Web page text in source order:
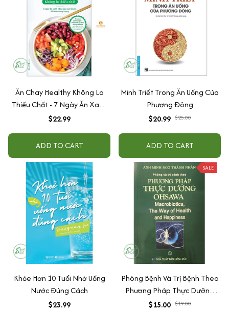
Ăn Chay Healthy Không Lo
Thiếu Chất - 7 Ngày Ăn Xanh
Nâng Cao Sức Khoẻ, Dồi Dào
$22.99
ADD TO CART
Minh Triết Trong Ăn Uống Của
Phương Đông
$20.99 $25.00
ADD TO CART
Khỏe Hơn 10 Tuổi Nhờ Uống
Nước Đúng Cách
$23.99
SALE
Phòng Bệnh Và Trị Bệnh Theo
Phương Pháp Thực Dưỡng
Ohsawa
$15.00 $19.00